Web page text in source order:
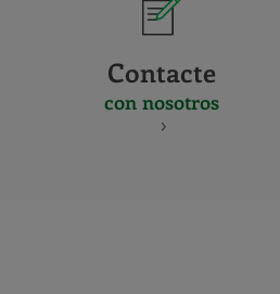
Contacte
con nosotros